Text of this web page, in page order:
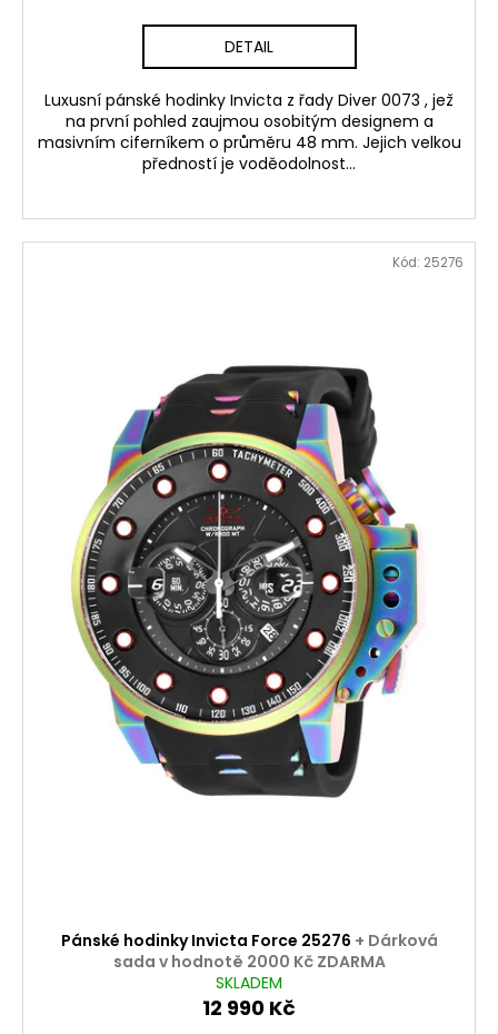
DETAIL
Luxusní pánské hodinky Invicta z řady Diver 0073 , jež
na první pohled zaujmou osobitým designem a
masivním ciferníkem o průměru 48 mm. Jejich velkou
předností je voděodolnost...
Pánské hodinky Invicta Force 25276 + Dárková
sada v hodnotě 2000 Kč ZDARMA
SKLADEM
12 990 Kč
Kód: 25276